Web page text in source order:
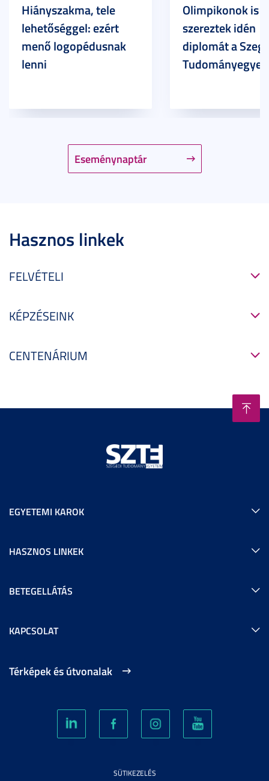
Eseménynaptár
Hiányszakma, tele
lehetőséggel: ezért
menő logopédusnak
lenni
Olimpikonok is
szereztek idén
diplomát a
Hasznos linkek
FELVÉTELI
KÉPZÉSEINK
CENTENÁRIUM
EGYETEMI KAROK
HASZNOS LINKEK
BETEGELLÁTÁS
KAPCSOLAT
Térképek és útvonalak
SÜTIKEZELÉS